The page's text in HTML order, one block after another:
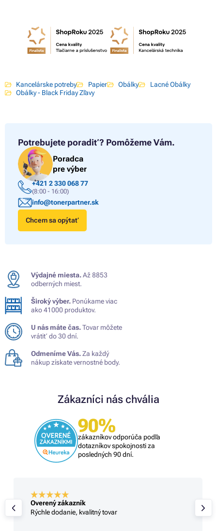
Kancelárske potreby Papier Obálky
Lacné Obálky
Obálky - Black Friday Zľavy
Potrebujete poradiť? Pomôžeme Vám.
Poradca
pre výber
+421 2 330 068 77
(8:00 - 16:00)
info@tonerpartner.sk
Chcem sa opýtať
Výdajné miesta.Až 8853
odberných miest.
Široký výber. Ponúkame viac
ako 41000 produktov.
U nás máte čas.Tovar môžete
vrátiť do 30 dní.
Odmeníme Vás.Za každý
nákup získate vernostné body.
Zákazníci nás chvália
90%
zákazníkov odporúča podľa
dotazníkov spokojnosti za
posledných 90 dní.
Overený zákazník
Rýchle dodanie, kvalitný tovar